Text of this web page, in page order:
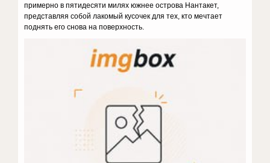
примерно в пятидесяти милях южнее острова Нантакет,
представляя собой лакомый кусочек для тех, кто мечтает
поднять его снова на поверхность.